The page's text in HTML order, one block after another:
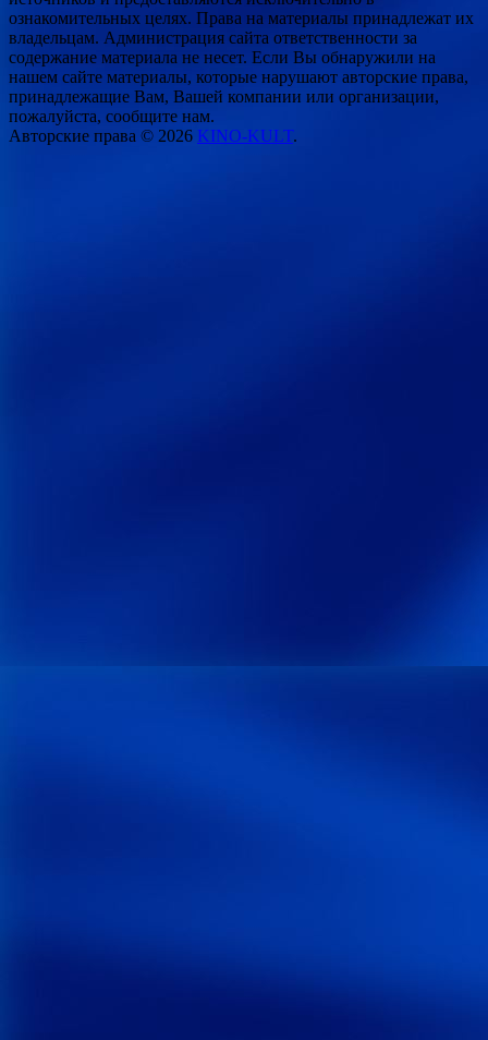
ознакомительных целях. Права на материалы принадлежат их
владельцам. Администрация сайта ответственности за
содержание материала не несет. Если Вы обнаружили на
нашем сайте материалы, которые нарушают авторские права,
принадлежащие Вам, Вашей компании или организации,
пожалуйста, сообщите нам.
Авторские права © 2026 KINO-KULT.